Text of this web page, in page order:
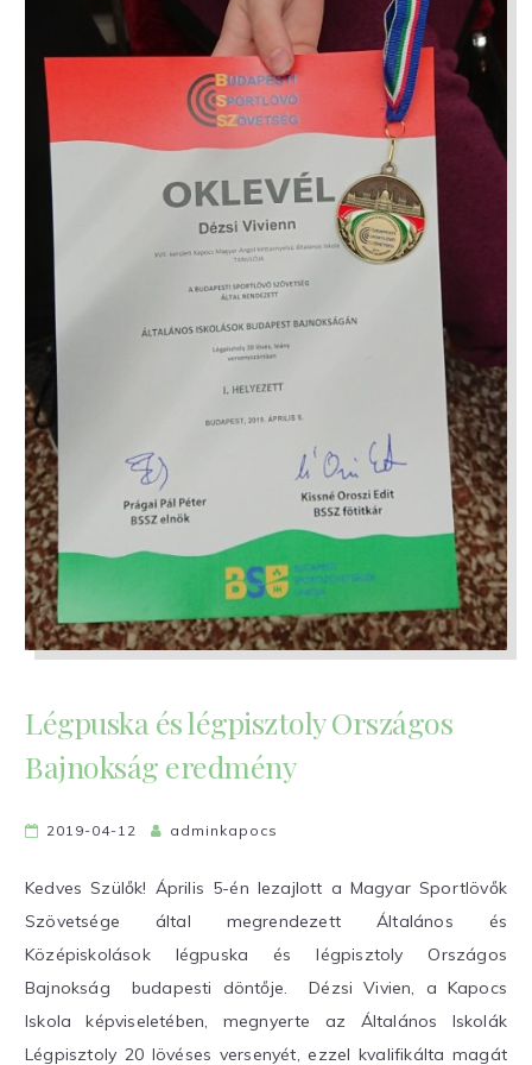
Légpuska és légpisztoly Országos
Bajnokság eredmény
2019-04-12 adminkapocs
Kedves Szülők! Április 5-én lezajlott a Magyar Sportlövők
Szövetsége által megrendezett Általános és
Középiskolások légpuska és légpisztoly Országos
Bajnokság budapesti döntője. Dézsi Vivien, a Kapocs
Iskola képviseletében, megnyerte az Általános Iskolák
Légpisztoly 20 lövéses versenyét, ezzel kvalifikálta magát